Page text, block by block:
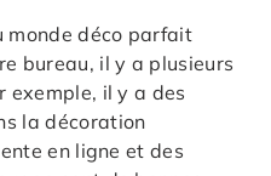
monde déco parfait
bureau, il y a plusieurs
exemple, il y a des
la décoration
en ligne et des